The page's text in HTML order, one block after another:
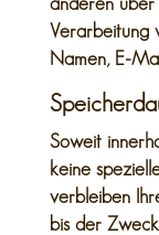
Verarbeitung
Namen, E-
Soweit
keine
verbleiben
bis der